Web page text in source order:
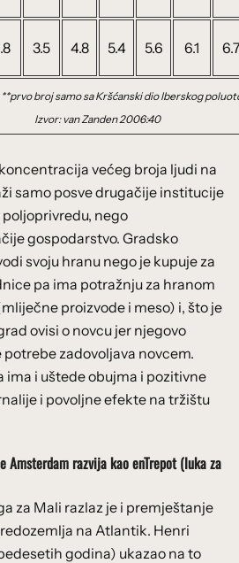
3.5 4.8 5.4 5.6 6.1
broj samo sa Kršćanski dio Iberskog
Izvor: van Zanden 2006:40
većeg broja ljudi na
samo posve drugačije institucije
nego
gospodarstvo. Gradsko
svoju hranu nego je kupuje za
pa ima potražnju za hranom
proizvode i meso) i, što je
ovisi o novcu jer njegovo
zadovoljava novcem.
ima i uštede obujma i pozitivne
i povoljne efekte na tržištu
razvija kao enTrepot (luka za
za Mali razlaz je i premještanje
na Atlantik. Henri
godina) ukazao na to